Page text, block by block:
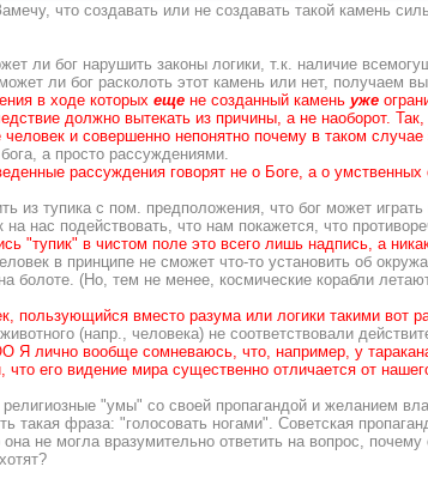
что создавать или не создавать такой камень
ли бог нарушить законы логики, т.к. наличие
ли бог расколоть этот камень или нет, получаем
в ходе которых еще не созданный камень уже
должно вытекать из причины, а не наоборот.
и совершенно непонятно почему в таком случае
а просто рассуждениями.
рассуждения говорят не о Боге, а о умственных
из тупика с пом. предположения, что бог может
нас подействовать, что нам покажется, что
"тупик" в чистом поле это всего лишь надпись, а
в принципе не сможет что-то установить об
болоте. (Но, тем не менее, космические корабли
пользующийся вместо разума или логики такими вот
(напр., человека) не соответствовали
Я лично вообще сомневаюсь, что, например, у
что его видение мира существенно отличается от
религиозные "умы" со своей пропагандой и желанием
такая фраза: "голосовать ногами". Советская
не могла вразумительно ответить на вопрос,